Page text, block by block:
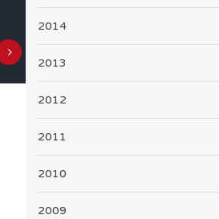
2014
2013
2012
2011
2010
2009